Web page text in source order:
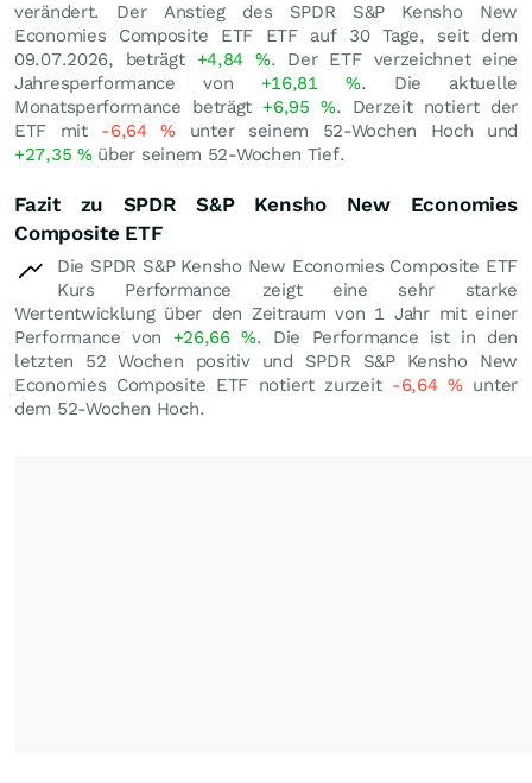
verändert. Der Anstieg des SPDR S&P Kensho New
Economies Composite ETF ETF auf 30 Tage, seit dem
09.07.2026, beträgt +4,84%. Der ETF verzeichnet eine
Jahresperformance von +16,81%. Die aktuelle
Monatsperformance beträgt +6,95 %. Derzeit notiert der
ETF mit -6,64% unter seinem 52-Wochen Hoch und
+27,35 %über seinem 52-Wochen Tief.
Fazit zu SPDR S&P Kensho New Economies
Composite ETF
Die SPDR S&P Kensho New Economies Composite ETF
Kurs Performance zeigt eine sehr starke
Wertentwicklung über den Zeitraum von 1 Jahr mit einer
Performance von +26,66%. Die Performance ist in den
letzten 52 Wochen positiv und SPDR S&P Kensho New
Economies Composite ETF notiert zurzeit -6,64%unter
dem 52-Wochen Hoch.